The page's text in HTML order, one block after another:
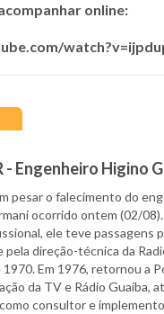
online:
- Engenheiro Higino
pesar o falecimento do
ocorrido ontem (02/08).
ele teve passagens
direção-técnica da
1970. Em 1976, retornou a
da TV e Rádio Guaíba,
consultor e